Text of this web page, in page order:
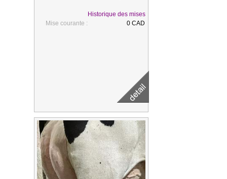
Historique des mises
Mise courante :
0 CAD